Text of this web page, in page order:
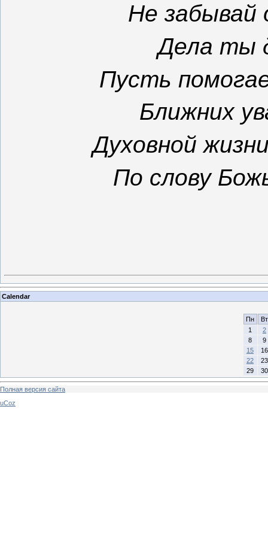
Не забывай
Дела ты
Пусть
Ближних
Духовной
По слову
Calendar
Пн
Вт
1
2
8
9
15
16
22
23
29
30
Полная версия сайта
uCoz